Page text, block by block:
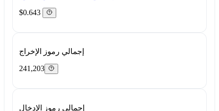
$0.643
إجمالي رموز الإخراج
241,203
إجمالي رموز الإدخال